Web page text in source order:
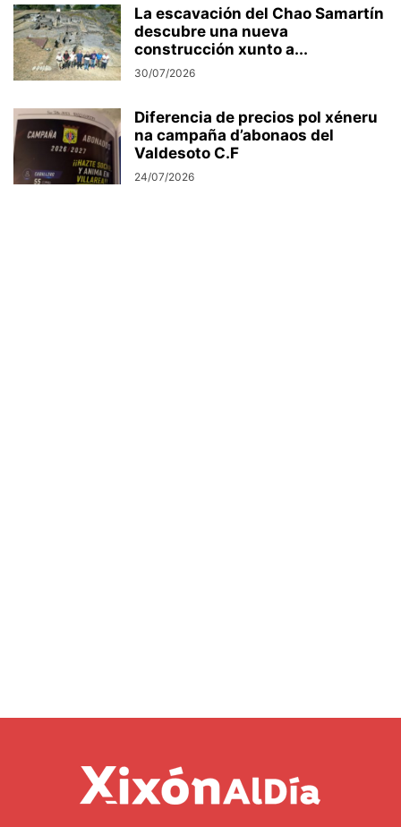
La escavación del Chao Samartín
descubre una nueva
construcción xunto a...
30/07/2026
Diferencia de precios pol xéneru
na campaña d’abonaos del
Valdesoto C.F
24/07/2026